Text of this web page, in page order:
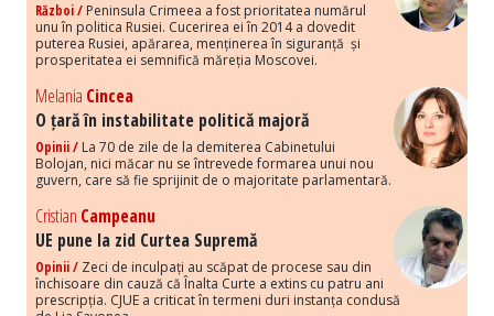
Război / Peninsula Crimeea a fost prioritatea numărul
unu în politica Rusiei. Cucerirea ei în 2014 a dovedit
puterea Rusiei, apărarea, menținerea în siguranță și
prosperitatea ei semnifică măreția Moscovei.
Melania Cincea
O țară în instabilitate politică majoră
Opinii / La 70 de zile de la demiterea Cabinetului
Bolojan, nici măcar nu se întrevede formarea unui nou
guvern, care să fie sprijinit de o majoritate parlamentară.
Cristian Campeanu
UE pune la zid Curtea Supremă
Opinii / Zeci de inculpați au scăpat de procese sau din
închisoare din cauză că Înalta Curte a extins cu patru ani
prescripția. CJUE a criticat în termeni duri instanța condusă